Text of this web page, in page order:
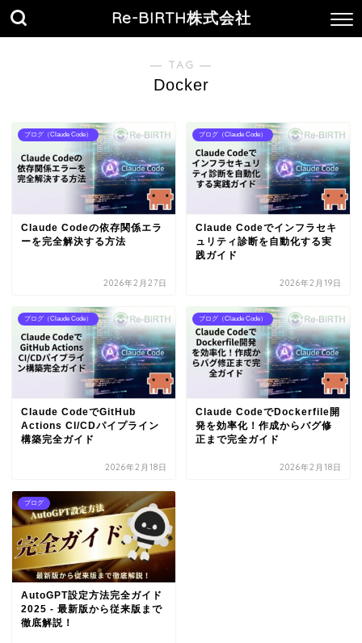
Re-BIRTH株式会社
― TAG ―
Docker
ブログ（Claude Code）
Claude Codeの依存関係エラ
ーを完全解決する方法
2026年2月27日
ブログ（Claude Code）
Claude Codeでインフラセキ
ュリティ診断を自動化する実
践ガイド
2026年2月19日
ブログ（Claude Code）
Claude CodeでGitHub
Actions CI/CDパイプライン
構築完全ガイド
2026年2月18日
ブログ（Claude Code）
Claude CodeでDockerfile開
発を効率化！作成からバグ修
正まで完全ガイド
2026年2月18日
ブログ
AutoGPT設定方法完全ガイド
2025 - 最新版から従来版まで
徹底解説！